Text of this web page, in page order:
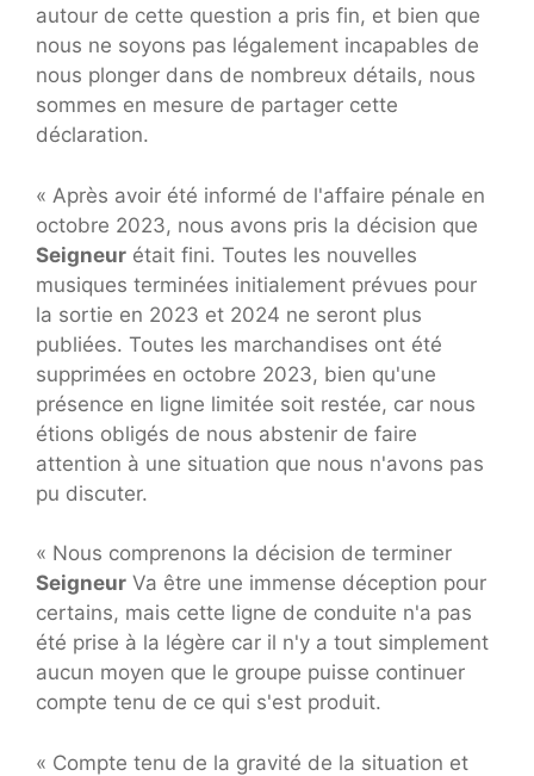
autour de cette question a pris fin, et bien que
nous ne soyons pas légalement incapables de
nous plonger dans de nombreux détails, nous
sommes en mesure de partager cette
déclaration.
« Après avoir été informé de l'affaire pénale en
octobre 2023, nous avons pris la décision que
Seigneur était fini. Toutes les nouvelles
musiques terminées initialement prévues pour
la sortie en 2023 et 2024 ne seront plus
publiées. Toutes les marchandises ont été
supprimées en octobre 2023, bien qu'une
présence en ligne limitée soit restée, car nous
étions obligés de nous abstenir de faire
attention à une situation que nous n'avons pas
pu discuter.
« Nous comprenons la décision de terminer
Seigneur Va être une immense déception pour
certains, mais cette ligne de conduite n'a pas
été prise à la légère car il n'y a tout simplement
aucun moyen que le groupe puisse continuer
compte tenu de ce qui s'est produit.
« Compte tenu de la gravité de la situation et